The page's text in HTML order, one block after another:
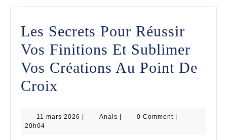
Les Secrets Pour Réussir
Vos Finitions Et Sublimer
Vos Créations Au Point De
Croix
Pour
11 mars 2026 11| Anais Anais
| 0 Comment |
20h04